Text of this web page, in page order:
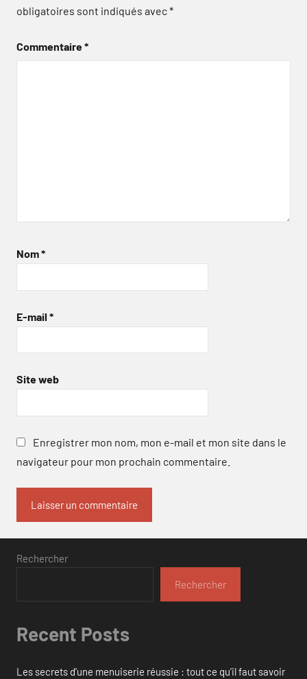
obligatoires sont indiqués avec*
Commentaire*
Nom*
E-mail *
Site web
Enregistrer mon nom, mon e-mail et mon site dans le
navigateur pour mon prochain commentaire.
Rechercher
Rechercher
Recent Posts
Les secrets d’une menuiserie réussie : tout ce qu’il faut savoir